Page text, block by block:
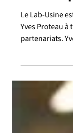
Arrivée
dans